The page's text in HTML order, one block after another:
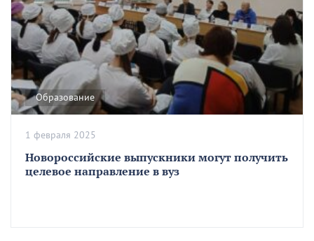
Образование
Новороссийские выпускники могут получить
целевое направление в вуз
1 февраля 2025